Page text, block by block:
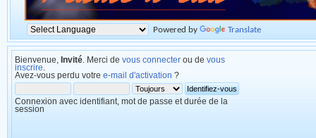
Powered by Translate
Bienvenue, Invité . Merci de vous connecter ou de vous
inscrire
Avez-vous perdu votre e-mail d'activation ?
Connexion avec identifiant, mot de passe et durée de la
session